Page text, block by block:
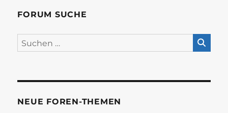
FORUM SUCHE
NEUE FOREN-THEMEN